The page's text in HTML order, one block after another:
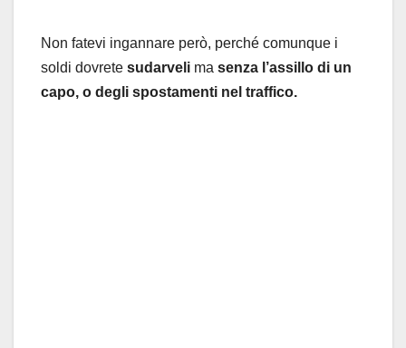
Non fatevi ingannare però, perché comunque i
soldi dovrete sudarveli ma senza l’assillo di un
capo, o degli spostamenti nel traffico.